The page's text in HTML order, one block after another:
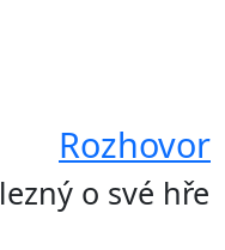
Rozhovor
o své hře